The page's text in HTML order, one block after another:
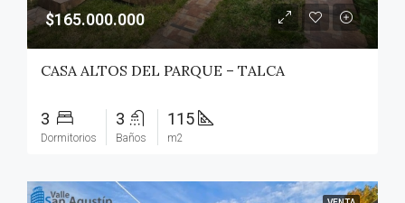
$165.000.000
CASA ALTOS DEL PARQUE – TALCA
3
Dormitorios
3
Baños
115
m2